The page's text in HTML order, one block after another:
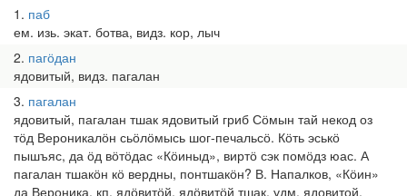
1 паб
ем. изь. экат. ботва, видз. кор, лыч
2 пагӧдан
ядовитый, видз. пагалан
3 пагалан
ядовитый, пагалан тшак ядовитый гриб Сӧмын тай некод оз
тӧд Вероникалӧн сьӧлӧмысь шог-печальсӧ. Кӧть эськӧ
пышъяс, да ӧд вӧтӧдас «Кӧиныд», виртӧ сэк помӧдз юас. А
пагалан тшакӧн кӧ вердны, понтшакӧн? В. Напалков, «Кӧин»
да Вероника. кп. ядӧвитӧй, ядӧвитӧй тшак, удм. ядовитой,